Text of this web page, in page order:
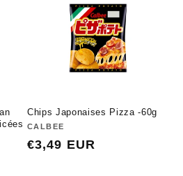
Chips Japonaises Pizza -60g
Fournisseur :
CALBEE
Prix
€3,49 EUR